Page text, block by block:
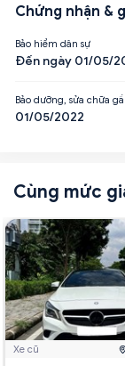
Chứng nhận &
Bảo hiểm dân sự
Đến ngày 01/05/
Bảo dưỡng, sửa chữa
01/05/2022
Cùng mức
Xe cũ